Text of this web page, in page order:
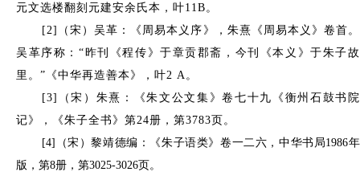
元文选楼翻刻元建安余氏本，叶11B。
[2]（宋）吴革：《周易本义序》，朱熹《周易本义》卷首。
吴革序称：“昨刊《程传》于章贡郡斋，今刊《本义》于朱子故
里。”《中华再造善本》，叶2 A。
[3]（宋）朱熹：《朱文公文集》卷七十九《衡州石鼓书院
记》，《朱子全书》第24册，第3783页。
[4]（宋）黎靖德编：《朱子语类》卷一二六，中华书局1986年
版，第8册，第3025-3026页。